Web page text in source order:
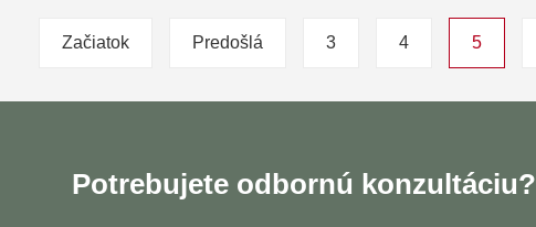
Začiatok Predošlá 3 4 5
Potrebujete odbornú konzultáciu?